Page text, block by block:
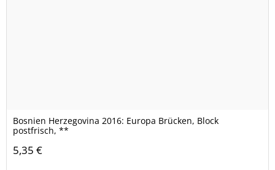
Bosnien Herzegovina 2016: Europa Brücken, Block
postfrisch, **
5,35 €